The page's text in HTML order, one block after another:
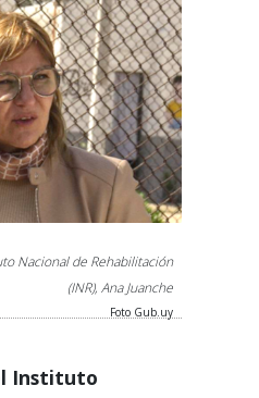
Nacional de Rehabilitación
(INR), Ana Juanche
Foto Gub.uy
Instituto